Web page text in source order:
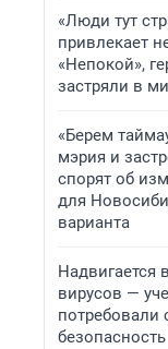
«Люди тут
привлекает
«Непокой»,
застряли в
«Берем
мэрия и
спорят об
для
варианта
Надвигается
вирусов —
потребовали
безопасность